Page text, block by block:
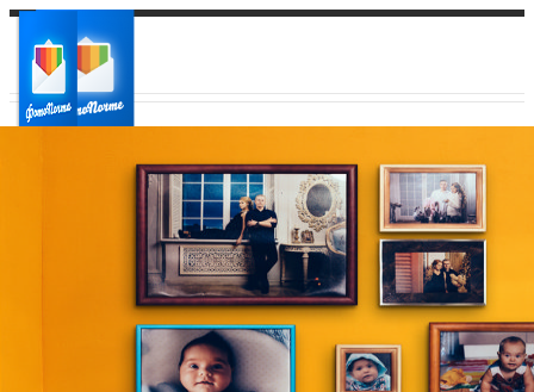
Ваш регион доставки
Выберите из списка: